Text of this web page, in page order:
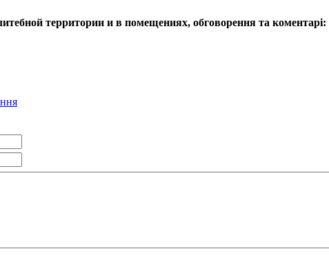
территории и в помещениях, обговорення та коментарі: